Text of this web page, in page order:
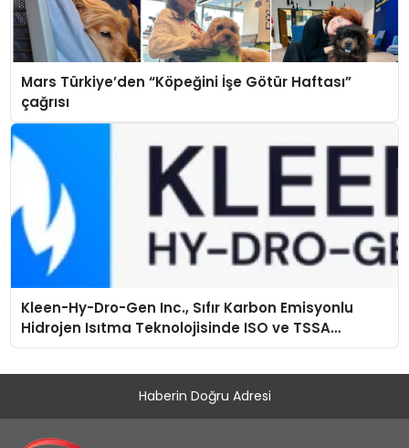
Mars Türkiye’den “Köpeğini İşe Götür Haftası”
çağrısı
Kleen-Hy-Dro-Gen Inc., Sıfır Karbon Emisyonlu
Hidrojen Isıtma Teknolojisinde ISO ve TSSA
Düzenleyici Onaylarını Aldı
Haberin Doğru Adresi